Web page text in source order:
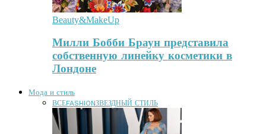
Beauty&MakeUp
Милли Бобби Браун представила
собственную линейку косметики в
Лондоне
Мода и стиль
ВСЕFASHIONЗВЕЗДНЫЙ СТИЛЬ